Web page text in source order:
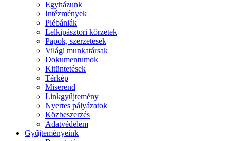
Egyházunk
Intézmények
Plébániák
Lelkipásztori körzetek
Papok, szerzetesek
Világi munkatársak
Dokumentumok
Kitüntetések
Térkép
Miserend
Linkgyűjtemény
Nyertes pályázatok
Közbeszerzés
Adatvédelem
Gyűjteményeink